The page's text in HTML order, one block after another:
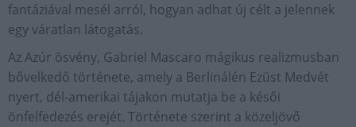
fantáziával mesél arról, hogyan adhat új célt a jelennek
egy váratlan látogatás.
Az Azúr ösvény, Gabriel Mascaro mágikus realizmusban
bővelkedő története, amely a Berlinálén Ezüst Medvét
nyert, dél-amerikai tájakon mutatja be a késői
önfelfedezés erejét. Története szerint a közeljövő